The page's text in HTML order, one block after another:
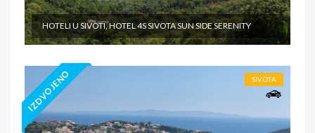
HOTELI U SIVOTI, HOTEL 4S SIVOTA SUN SIDE SERENITY
IZDVOJENO SIVOTA